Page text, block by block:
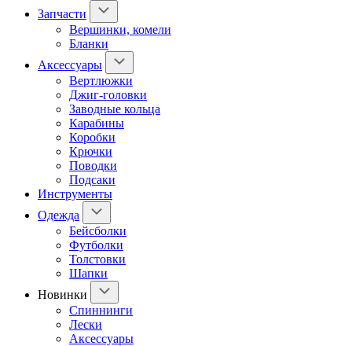
Запчасти
Вершинки, комели
Бланки
Аксессуары
Вертлюжки
Джиг-головки
Заводные кольца
Карабины
Коробки
Крючки
Поводки
Подсаки
Инструменты
Одежда
Бейсболки
Футболки
Толстовки
Шапки
Новинки
Спиннинги
Лески
Аксессуары